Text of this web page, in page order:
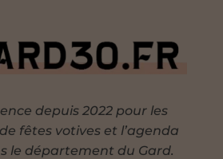
depuis 2022 pour les
fêtes votives et l’agenda
le département du Gard.